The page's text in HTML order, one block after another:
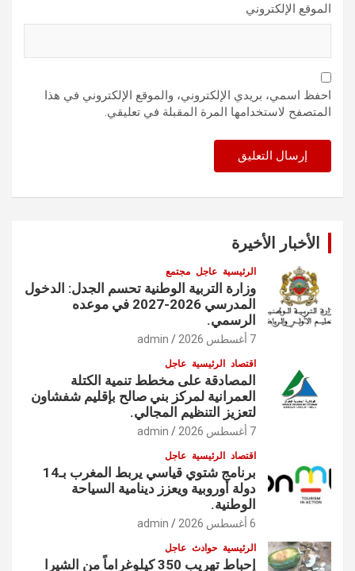
الموقع الإلكتروني
احفظ اسمي، بريدي الإلكتروني، والموقع الإلكتروني في هذا
المتصفح لاستخدامها المرة المقبلة في تعليقي.
الأخبار الأخيرة
الرئيسية عاجل مجتمع
وزارة التربية الوطنية تحسم الجدل: الدخول
المدرسي 2026-2027 في موعده
الرسمي.
7 أغسطس 2026 admin
اقتصاد الرئيسية عاجل
المصادقة على مخطط تنمية الكتلة
العمرانية لمركز بني صالح بإقليم شفشاون
لتعزيز التنظيم المجالي.
7 أغسطس 2026 admin
اقتصاد الرئيسية عاجل
برنامج شتوي قياسي يربط المغرب بـ14
دولة أوروبية ويعزز دينامية السياحة
الوطنية.
6 أغسطس 2026 admin
الرئيسية حوادث عاجل
إحباط تهريب 350 كيلوغراماً من الشيرا